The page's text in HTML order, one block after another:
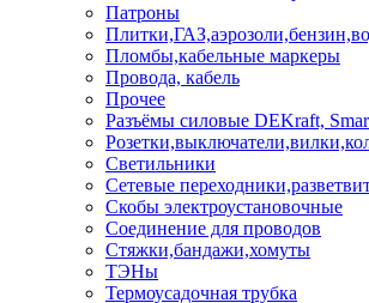
Патроны
Пломбы,кабельные маркеры
Провода, кабель
Прочее
Разъёмы силовые DEKraft,
Светильники
Сетевые
Скобы электроустановочные
Соединение для проводов
Стяжки,бандажи,хомуты
ТЭНы
Термоусадочная трубка